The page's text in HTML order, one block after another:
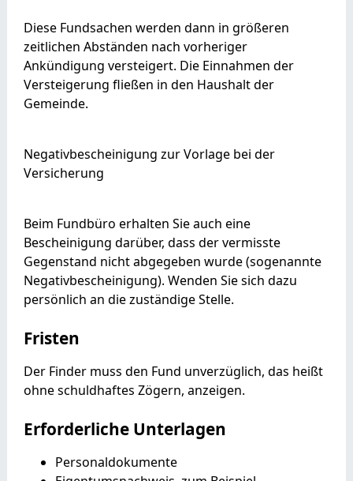
Diese Fundsachen werden dann in größeren
zeitlichen Abständen nach vorheriger
Ankündigung versteigert. Die Einnahmen der
Versteigerung fließen in den Haushalt der
Gemeinde.
Negativbescheinigung zur Vorlage bei der
Versicherung
Beim Fundbüro erhalten Sie auch eine
Bescheinigung darüber, dass der vermisste
Gegenstand nicht abgegeben wurde (sogenannte
Negativbescheinigung). Wenden Sie sich dazu
persönlich an die zuständige Stelle.
Fristen
Der Finder muss den Fund unverzüglich, das heißt
ohne schuldhaftes Zögern, anzeigen.
Erforderliche Unterlagen
Personaldokumente